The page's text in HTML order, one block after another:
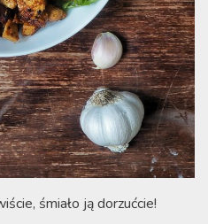
śmiało ją dorzućcie!